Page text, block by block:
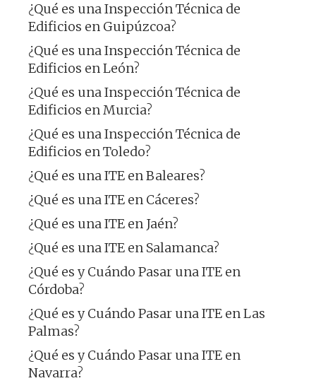
¿Qué es una Inspección Técnica de
Edificios en Guipúzcoa?
¿Qué es una Inspección Técnica de
Edificios en León?
¿Qué es una Inspección Técnica de
Edificios en Murcia?
¿Qué es una Inspección Técnica de
Edificios en Toledo?
¿Qué es una ITE en Baleares?
¿Qué es una ITE en Cáceres?
¿Qué es una ITE en Jaén?
¿Qué es una ITE en Salamanca?
¿Qué es y Cuándo Pasar una ITE en
Córdoba?
¿Qué es y Cuándo Pasar una ITE en Las
Palmas?
¿Qué es y Cuándo Pasar una ITE en
Navarra?